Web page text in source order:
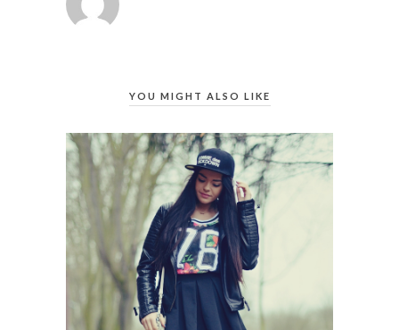
YOU MIGHT ALSO LIKE